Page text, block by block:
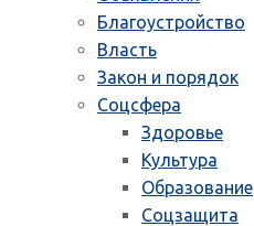
Благоустройство
Власть
Закон и порядок
Соцсфера
Здоровье
Культура
Образование
Соцзащита